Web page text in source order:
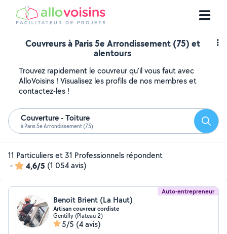
Couvreurs à Paris 5e Arrondissement (75) et
alentours
Trouvez rapidement le couvreur qu'il vous faut avec
AlloVoisins ! Visualisez les profils de nos membres et
contactez-les !
Couverture - Toiture
à Paris 5e Arrondissement (75)
11 Particuliers et 31 Professionnels répondent
-
4,6/5 (1 054 avis)
Auto-entrepreneur
Benoit Brient (La Haut)
Artisan couvreur cordiste
Gentilly (Plateau 2)
5/5 (4 avis)